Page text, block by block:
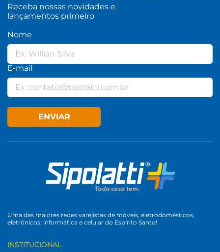
Receba nossas novidades e
lançamentos primeiro
Nome
E-mail
ENVIAR
Uma das maiores redes varejistas de móveis, eletrodomésticos,
eletrônicos, informática e celular do Espírito Santo!
INSTITUCIONAL